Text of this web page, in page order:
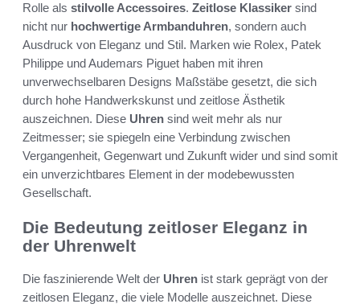
Rolle als stilvolle Accessoires. Zeitlose Klassiker sind
nicht nur hochwertige Armbanduhren, sondern auch
Ausdruck von Eleganz und Stil. Marken wie Rolex, Patek
Philippe und Audemars Piguet haben mit ihren
unverwechselbaren Designs Maßstäbe gesetzt, die sich
durch hohe Handwerkskunst und zeitlose Ästhetik
auszeichnen. Diese Uhren sind weit mehr als nur
Zeitmesser; sie spiegeln eine Verbindung zwischen
Vergangenheit, Gegenwart und Zukunft wider und sind somit
ein unverzichtbares Element in der modebewussten
Gesellschaft.
Die Bedeutung zeitloser Eleganz in
der Uhrenwelt
Die faszinierende Welt der Uhren ist stark geprägt von der
zeitlosen Eleganz, die viele Modelle auszeichnet. Diese